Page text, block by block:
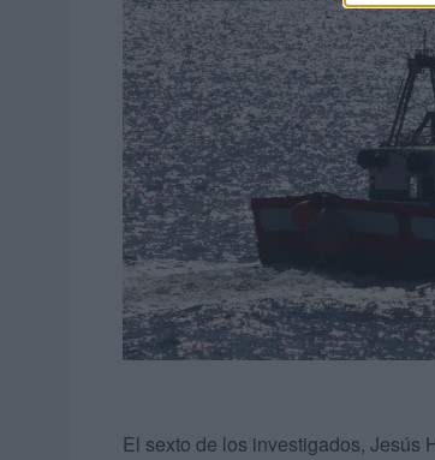
El sexto de los investigados, Jesús